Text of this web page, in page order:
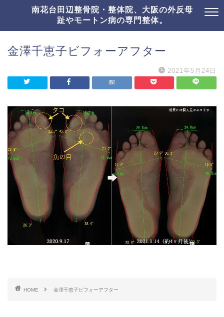
南花台田辺整骨院・整体院、大阪の外反母
趾やモートン病の専門整体。
金澤千恵子ビフォーアフター
2021年5月24日
HOME 金澤千恵子ビフォーアフター